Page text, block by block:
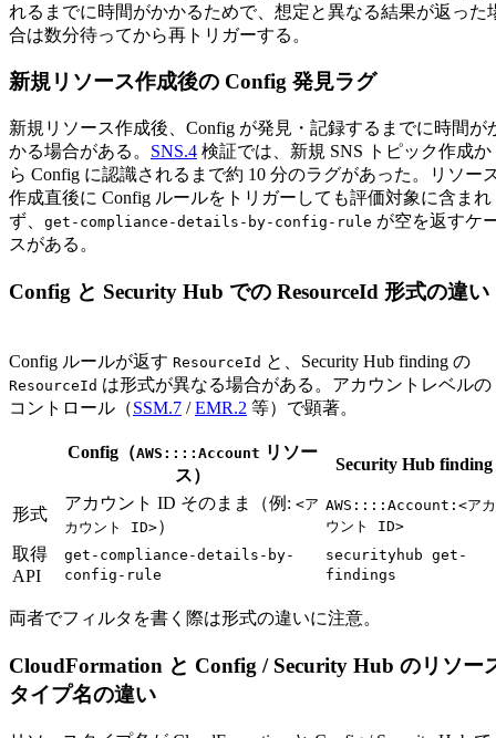
れるまでに時間がかかるためで、想定と異なる結果が返った
合は数分待ってから再トリガーする。
新規リソース作成後の Config 発見ラグ
新規リソース作成後、Config が発見・記録するまでに時間が
かる場合がある。 SNS.4 検証では、新規 SNS トピック作成か
ら Config に認識されるまで約 10 分のラグがあった。リソー
作成直後に Config ルールをトリガーしても評価対象に含まれ
ず、 get-compliance-details-by-config-rule が空を返すケ
スがある。
Config と Security Hub での ResourceId 形式の違い
Config ルールが返す ResourceId と、Security Hub finding の
ResourceId は形式が異なる場合がある。アカウントレベルの
コントロール（SSM.7 /EMR.2 等）で顕著。
Config（AWS::::Account リソー
ス）
Security Hub finding
形式
アカウント ID そのまま（例: <ア
カウント ID>）
AWS::::Account:<アカ
ウント ID>
取得
API
get-compliance-details-by-
config-rule
securityhub get-
findings
両者でフィルタを書く際は形式の違いに注意。
CloudFormation と Config / Security Hub のリソー
タイプ名の違い